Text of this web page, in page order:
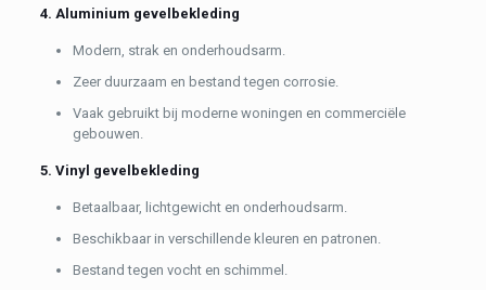
4. Aluminium gevelbekleding
Modern, strak en onderhoudsarm.
Zeer duurzaam en bestand tegen corrosie.
Vaak gebruikt bij moderne woningen en commerciële
gebouwen.
5. Vinyl gevelbekleding
Betaalbaar, lichtgewicht en onderhoudsarm.
Beschikbaar in verschillende kleuren en patronen.
Bestand tegen vocht en schimmel.